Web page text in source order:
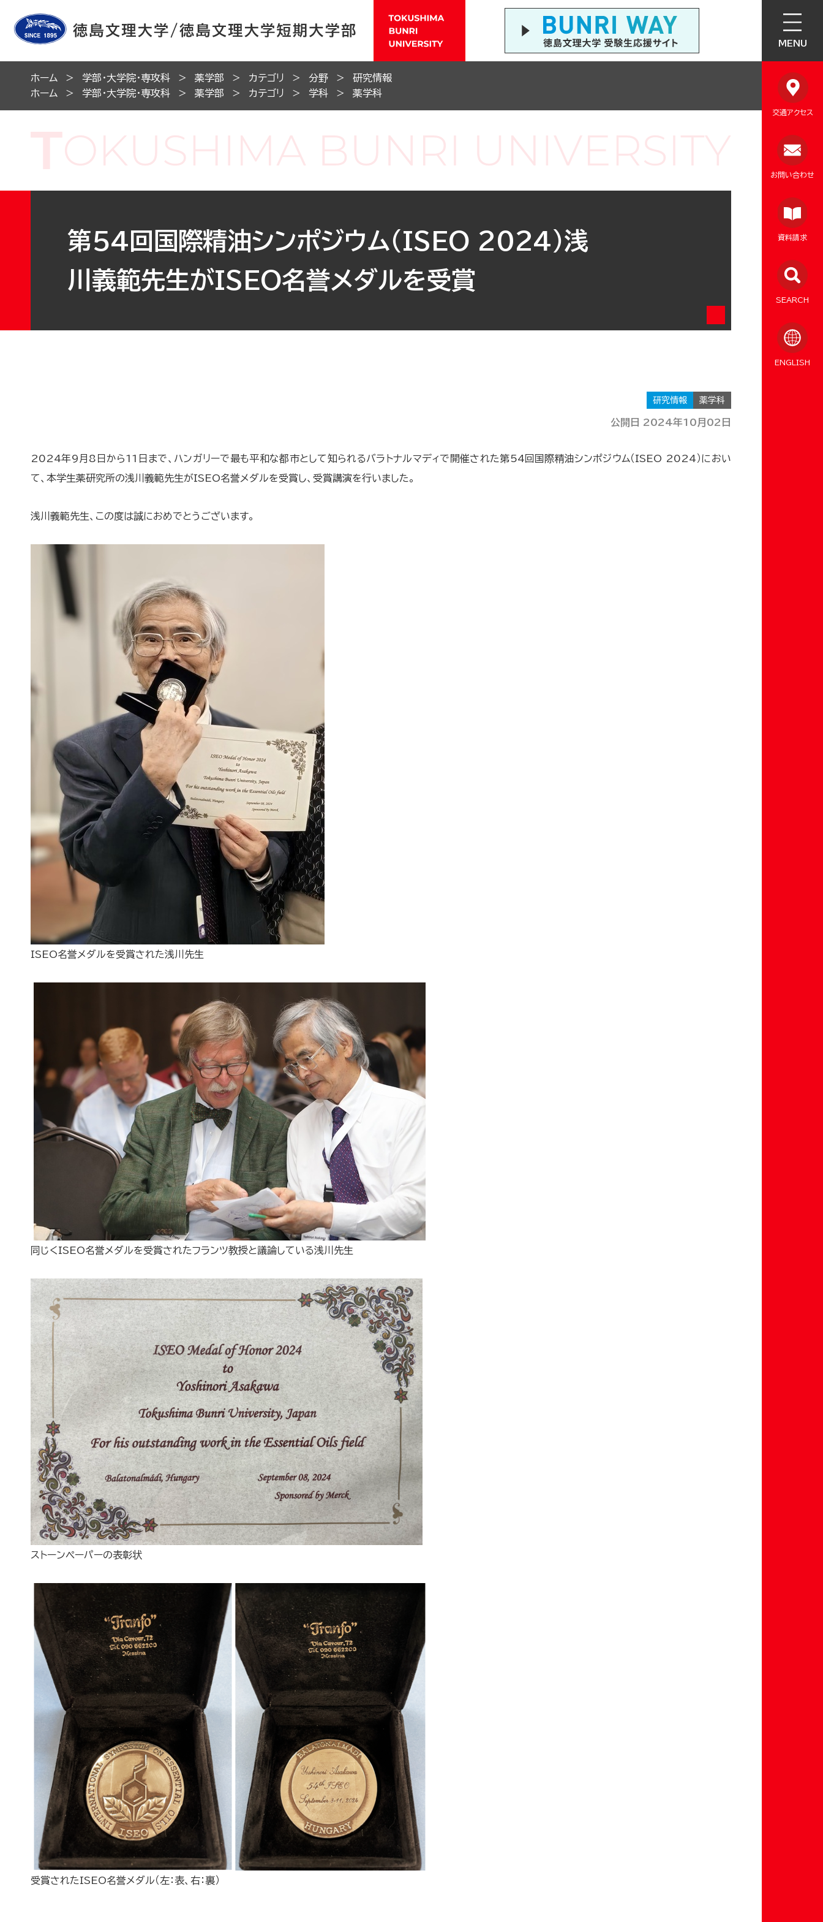
MENU
交通アクセス
お問い合わせ
資料請求
SEARCH
ENGLISH
ホーム 学部・大学院・専攻科 薬学部 カテゴリ 分野
研究情報
ホーム
学部・大学院・専攻科 薬学部 カテゴリ 学科 薬学科
第54回国際精油シンポジウム（ISEO 2024）浅
川義範先生がISEO名誉メダルを受賞
研究情報 薬学科
公開日 2024年10月02日
2024年9月8日から11日まで、ハンガリーで最も平和な都市として知られるバラトナルマディで開催された第54回国際精油シンポジウム（ISEO 2024）におい
て、本学生薬研究所の浅川義範先生がISEO名誉メダルを受賞し、受賞講演を行いました。
浅川義範先生、この度は誠におめでとうございます。
ISEO名誉メダルを受賞された浅川先生
同じくISEO名誉メダルを受賞されたフランツ教授と議論している浅川先生
ストーンペーパーの表彰状
受賞されたISEO名誉メダル（左：表、右：裏）